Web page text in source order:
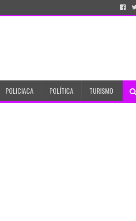
POLICIACA POLÍTICA TURISMO